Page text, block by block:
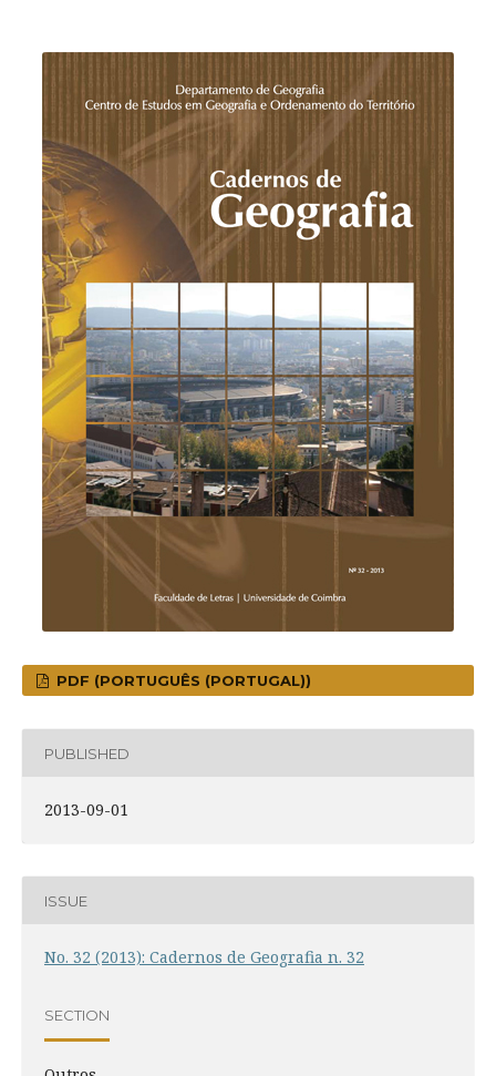
PDF (PORTUGUÊS (PORTUGAL))
PUBLISHED
2013-09-01
ISSUE
No. 32 (2013): Cadernos de Geografia n. 32
SECTION